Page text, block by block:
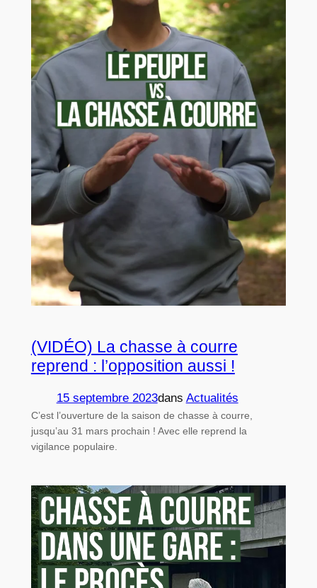
(VIDÉO) La chasse à courre
reprend : l’opposition aussi !
15 septembre 2023dans Actualités
C’est l’ouverture de la saison de chasse à courre,
jusqu’au 31 mars prochain ! Avec elle reprend la
vigilance populaire.